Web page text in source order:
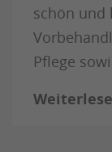
schön und
Pflege